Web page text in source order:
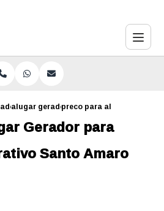
alugar gerador para estudio
preco para alugar
Gerador para
Santo Amaro